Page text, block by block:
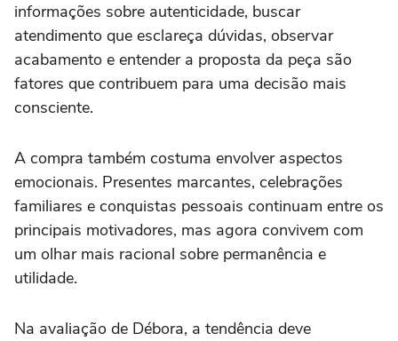
informações sobre autenticidade, buscar
atendimento que esclareça dúvidas, observar
acabamento e entender a proposta da peça são
fatores que contribuem para uma decisão mais
consciente.
A compra também costuma envolver aspectos
emocionais. Presentes marcantes, celebrações
familiares e conquistas pessoais continuam entre os
principais motivadores, mas agora convivem com
um olhar mais racional sobre permanência e
utilidade.
Na avaliação de Débora, a tendência deve